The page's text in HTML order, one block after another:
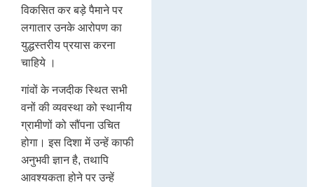
विकसित कर बड़े पैमाने पर
लगातार उनके आरोपण का
युद्धस्तरीय प्रयास करना
चाहिये ।
गांवों के नजदीक स्थित सभी
वनों की व्यवस्था को स्थानीय
ग्रामीणों को सौंपना उचित
होगा। इस दिशा में उन्हें काफी
अनुभवी ज्ञान है, तथापि
आवश्यकता होने पर उन्हें